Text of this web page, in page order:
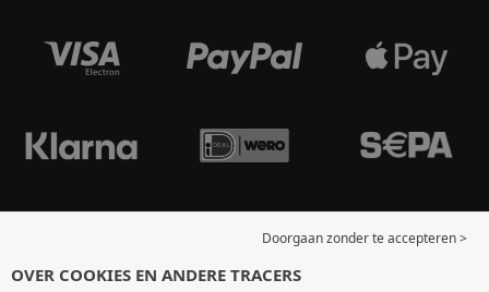
Doorgaan zonder te accepteren >
OVER COOKIES EN ANDERE TRACERS